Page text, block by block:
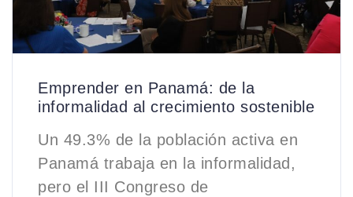
Emprender en Panamá: de la
informalidad al crecimiento sostenible
Un 49.3% de la población activa en
Panamá trabaja en la informalidad,
pero el III Congreso de